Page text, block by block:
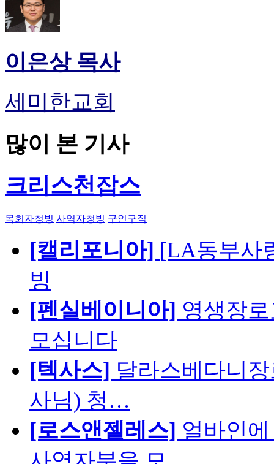
이은상 목사
세미한교회
많이 본 기사
크리스천잡스
목회자청빙 사역자청빙 구인구직
[캘리포니아] [LA동부사
빙
[펜실베이니아] 영생장
모십니다
[텍사스] 달라스베다니
사님) 청…
[로스앤젤레스] 얼바인